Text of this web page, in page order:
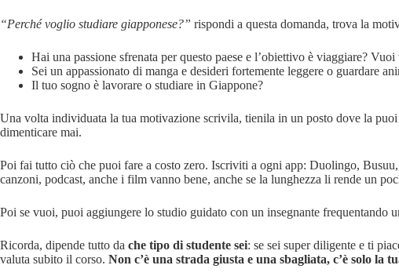
“Perché voglio studiare giapponese?” rispondi a questa domanda, trova la
Hai una passione sfrenata per questo paese e l’obiettivo è viaggiare?
Sei un appassionato di manga e desideri fortemente leggere o guardare
Il tuo sogno è lavorare o studiare in Giappone?
Una volta individuata la tua motivazione scrivila, tienila in un posto dove la
dimenticare mai.
Poi fai tutto ciò che puoi fare a costo zero. Iscriviti a ogni app: Duolingo,
canzoni, podcast, anche i film vanno bene, anche se la lunghezza li rende un
Poi se vuoi, puoi aggiungere lo studio guidato con un insegnante frequentando
Ricorda, dipende tutto da che tipo di studente sei: se sei super diligente e ti
valuta subito il corso. Non c’è una strada giusta e una sbagliata, c’è solo la